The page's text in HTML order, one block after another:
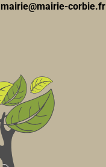
mairie@mairie-corbie.fr